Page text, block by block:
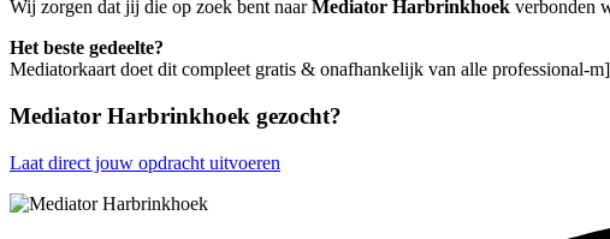
Wij zorgen dat jij die op zoek bent naarMediator Harbrinkhoek verbonden
Het beste gedeelte?
Mediatorkaart doet dit compleet gratis & onafhankelijk van alle professional-
Mediator Harbrinkhoek gezocht?
Laat direct jouw opdracht uitvoeren